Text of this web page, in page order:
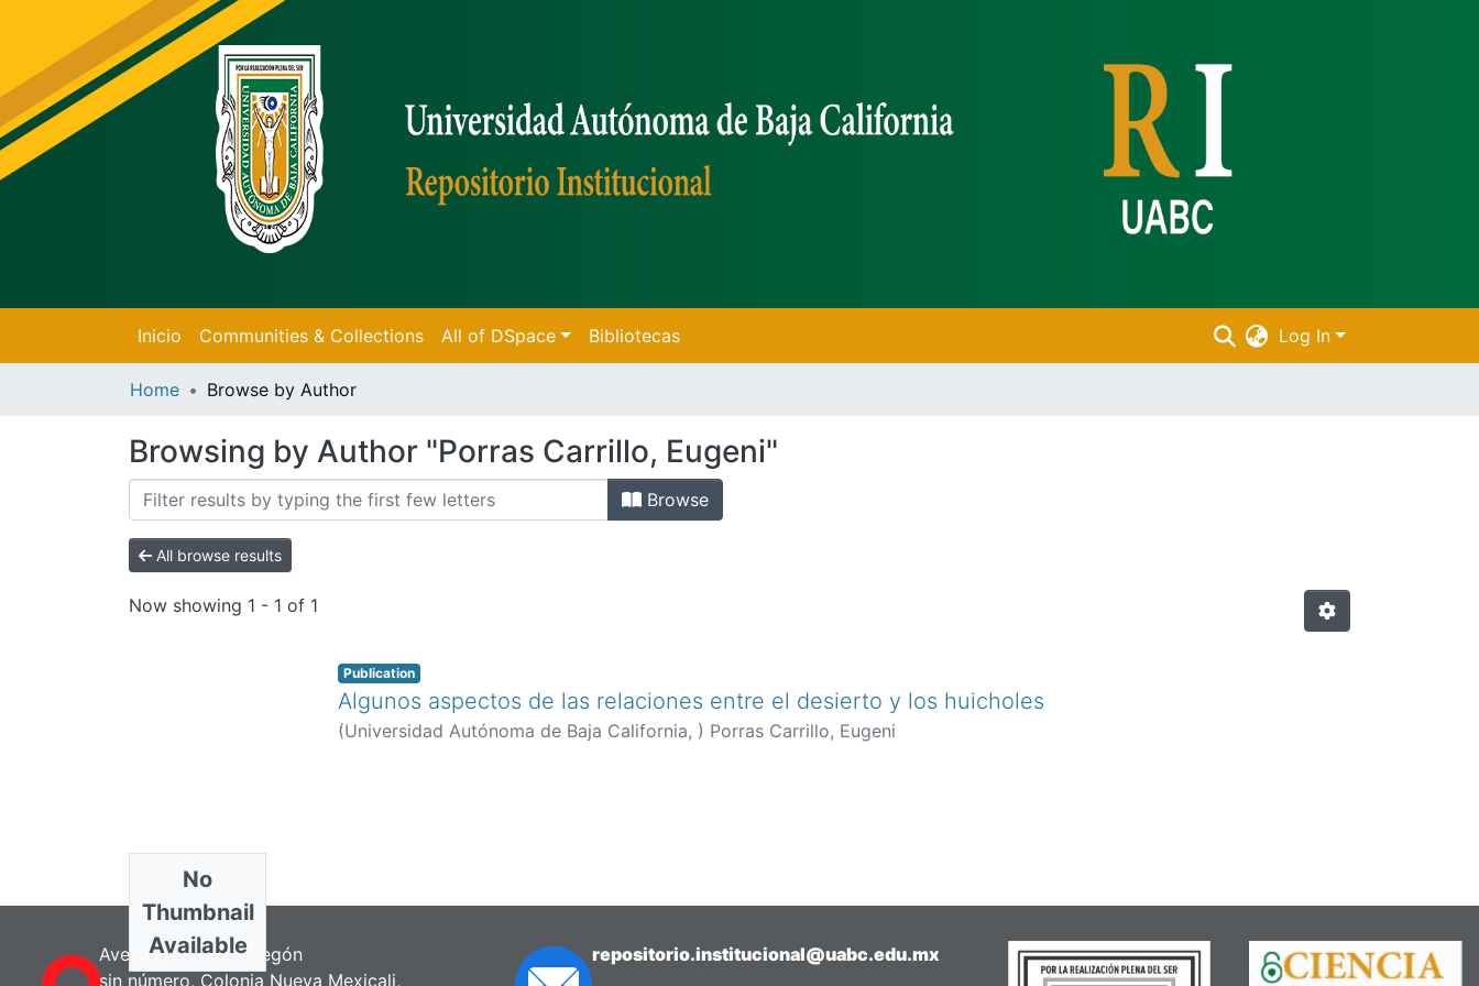
Inicio Communities & Collections All of DSpace Bibliotecas Log In
Home Browse by Author
Browsing by Author "Porras Carrillo, Eugeni"
Browse
All browse results
Now showing 1 - 1 of 1
No
Thumbnail
Available
Publication
Algunos aspectos de las relaciones entre el desierto y los huicholes
(Universidad Autónoma de Baja California, ) Porras Carrillo, Eugeni
Avenida Álvaro Obregón
sin número, Colonia Nueva Mexicali,
repositorio.institucional@uabc.edu.mx